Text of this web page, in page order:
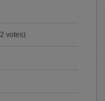
votes)